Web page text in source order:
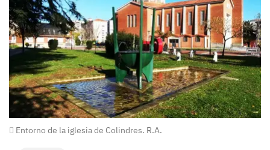
Entorno de la iglesia de Colindres. R.A.